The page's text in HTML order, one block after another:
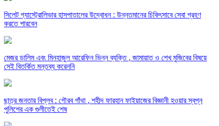
সিলেট গ্যাস্ট্রোলিভার হাসপাতালের উদ্বোধন : উন্নতমানের চিকিৎসাবে সেবা গ্রহণ
করতে পারবেন
মেজর ডালিম এবং মিনহাজুল আরেফিন ভিন্ন ব্যক্তি , জামায়াত ও শেখ মুজিবের বিষয়ে
সেই বিতর্কিত মন্তব্য করেননি
ছাত্র জনতার বিপ্লব : গৌরব গাঁথা , শহীদ ফারহান ফাইয়াজের বিজ্ঞানী হওয়ার স্বপ্ন
পুলিশের এক গুলীতেই শেষ